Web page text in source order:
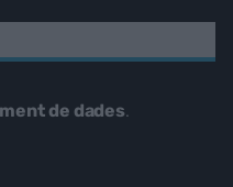
de dades.